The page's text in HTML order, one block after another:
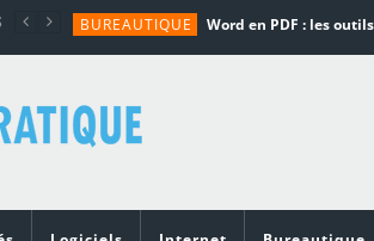
BUREAUTIQUE
TUTORIALS
MATÉRIEL